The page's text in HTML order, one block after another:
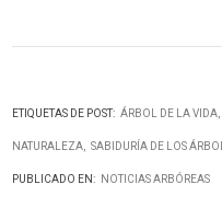
ETIQUETAS DE POST: ÁRBOL DE LA VIDA
NATURALEZA SABIDURÍA DE LOS
PUBLICADO EN: NOTICIAS ARBÓREAS